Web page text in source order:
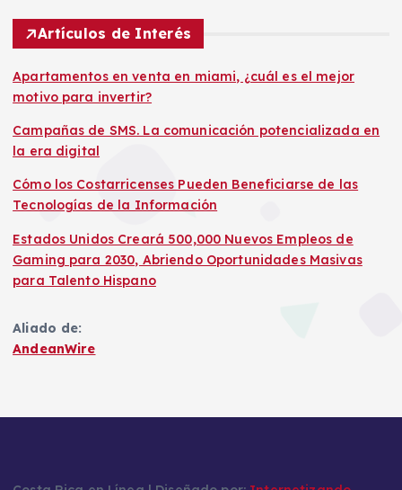
Artículos de Interés
Apartamentos en venta en miami, ¿cuál es el mejor
motivo para invertir?
Campañas de SMS. La comunicación potencializada en
la era digital
Cómo los Costarricenses Pueden Beneficiarse de las
Tecnologías de la Información
Estados Unidos Creará 500,000 Nuevos Empleos de
Gaming para 2030, Abriendo Oportunidades Masivas
para Talento Hispano
Aliado de:
AndeanWire